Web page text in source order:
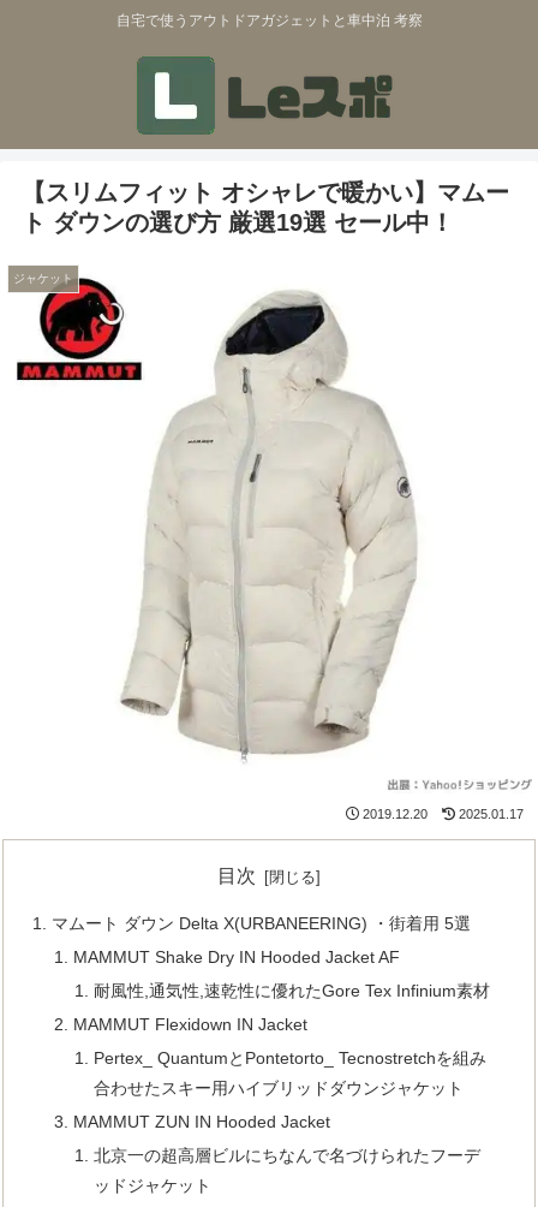
自宅で使うアウトドアガジェットと車中泊 考察
【スリムフィット オシャレで暖かい】マムー
ト ダウンの選び方 厳選19選 セール中！
ジャケット
2019.12.20 2025.01.17
目次
マムート ダウン Delta X(URBANEERING) ・街着用 5選
MAMMUT Shake Dry IN Hooded Jacket AF
耐風性,通気性,速乾性に優れたGore Tex Infinium素材
MAMMUT Flexidown IN Jacket
Pertex_ QuantumとPontetorto_ Tecnostretchを組み
合わせたスキー用ハイブリッドダウンジャケット
MAMMUT ZUN IN Hooded Jacket
北京一の超高層ビルにちなんで名づけられたフーデ
ッドジャケット